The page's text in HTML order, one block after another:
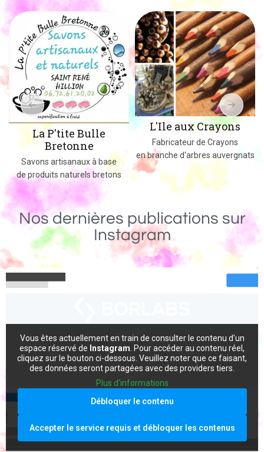
L'Ile aux Crayons
Fabricateur de Crayons
en branche d'arbres auvergnats
Un Monde de Bois
Des jeux, jouets et objets en
massif fabriqués dans le 02
Nos dernières publications sur
Instagram
Vous êtes actuellement en train de consulter le contenu d'un
espace réservé de Instagram . Pour accéder au contenu réel,
cliquez sur le bouton ci-dessous. Veuillez noter que ce faisant,
des données seront partagées avec des providers tiers.
Plus d'informations
Débloquer le contenu
Accepter le service requis et débloquer les contenus